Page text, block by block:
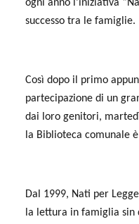
ogni anno l’iniziativa
successo tra le famiglie.
Così dopo il primo
partecipazione di un
dai loro genitori,
la Biblioteca comunale
Dal 1999, Nati per
la lettura in famiglia sin